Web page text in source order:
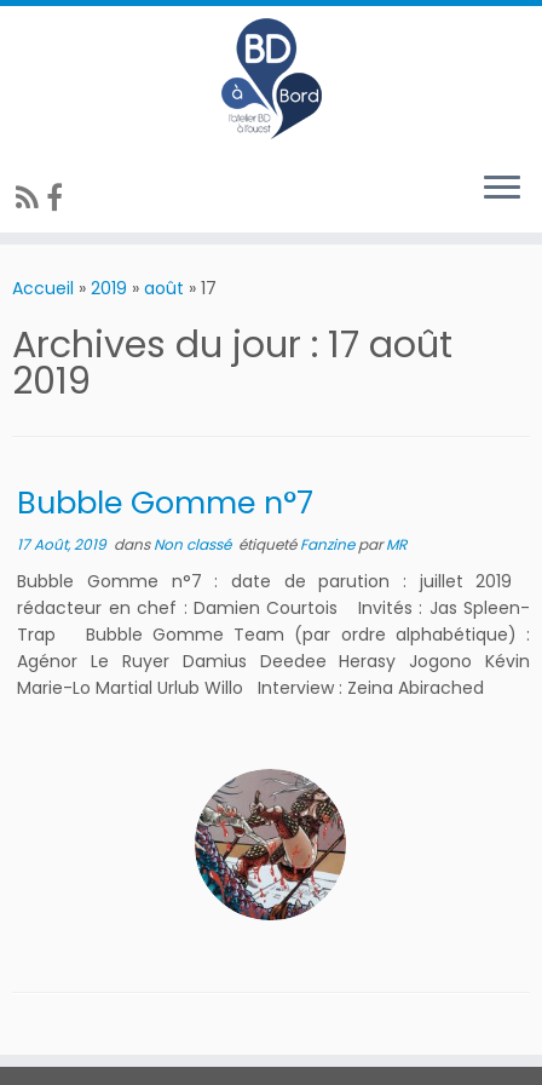
Accueil » 2019 » août » 17
Archives du jour : 17 août
2019
Bubble Gomme n°7
17 Août, 2019dansNon classé étiquetéFanzineparMR
Bubble Gomme n°7 : date de parution : juillet 2019
rédacteur en chef : Damien Courtois Invités : Jas Spleen-
Trap Bubble Gomme Team (par ordre alphabétique) :
Agénor Le Ruyer Damius Deedee Herasy Jogono Kévin
Marie-Lo Martial Urlub Willo Interview : Zeina Abirached